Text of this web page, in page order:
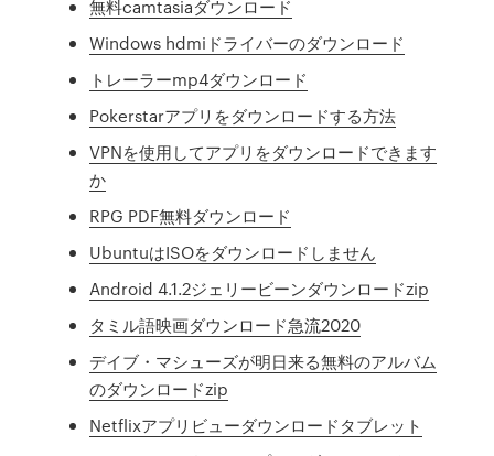
無料camtasiaダウンロード
Windows hdmiドライバーのダウンロード
トレーラーmp4ダウンロード
Pokerstarアプリをダウンロードする方法
VPNを使用してアプリをダウンロードできます
か
RPG PDF無料ダウンロード
UbuntuはISOをダウンロードしません
Android 4.1.2ジェリービーンダウンロードzip
タミル語映画ダウンロード急流2020
デイブ・マシューズが明日来る無料のアルバム
のダウンロードzip
Netflixアプリビューダウンロードタブレット